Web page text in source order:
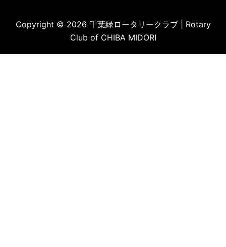
Copyright © 2026 千葉緑ロータリークラブ | Rotary
Club of CHIBA MIDORI